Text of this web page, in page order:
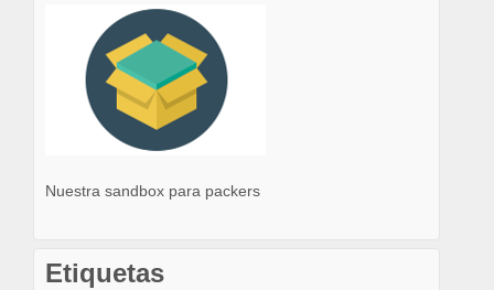
Nuestra sandbox para packers
Etiquetas